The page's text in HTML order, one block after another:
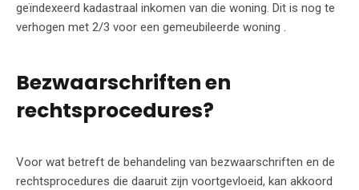
geïndexeerd kadastraal inkomen van die woning. Dit is nog te
verhogen met 2/3 voor een gemeubileerde woning .
Bezwaarschriften en
rechtsprocedures?
Voor wat betreft de behandeling van bezwaarschriften en de
rechtsprocedures die daaruit zijn voortgevloeid, kan akkoord